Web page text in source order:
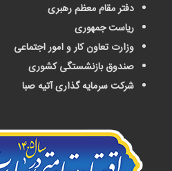
دفتر مقام معظم رهبری
ریاست جمهوری
وزارت تعاون کار و امور اجتماعی
صندوق بازنشستگی کشوری
شرکت سرمایه گذاری آتیه صبا